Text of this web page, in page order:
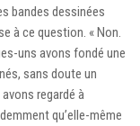
bandes dessinées
à ce question. « Non.
uns avons fondé une
sans doute un
regardé à
qu’elle-même